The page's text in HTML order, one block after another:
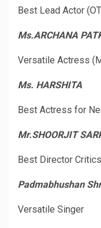
Best Lead Actor
Ms.ARCHANA
Versatile Actress
Ms. HARSHITA
Best Actress for
Mr.SHOORJIT
Best Director
Padmabhushan
Versatile Singer